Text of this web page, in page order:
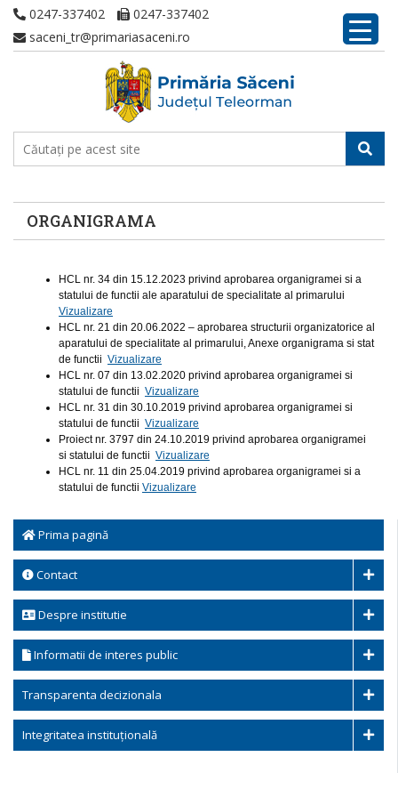
0247-337402
0247-337402
saceni_tr@primariasaceni.ro
ORGANIGRAMA
Prima pagină
Contact
Despre institutie
Informatii de interes public
Transparenta decizionala
Integritatea instituțională
HCL nr. 34 din 15.12.2023 privind aprobarea organigramei si a
statului de functii ale aparatului de specialitate al primarului
Vizualizare
HCL nr. 21 din 20.06.2022 – aprobarea structurii organizatorice al
aparatului de specialitate al primarului, Anexe organigrama si stat
de functii Vizualizare
HCL nr. 07 din 13.02.2020 privind aprobarea organigramei si
statului de functii Vizualizare
HCL nr. 31 din 30.10.2019 privind aprobarea organigramei si
statului de functii Vizualizare
Proiect nr. 3797 din 24.10.2019 privind aprobarea organigramei
si statului de functii Vizualizare
HCL nr. 11 din 25.04.2019 privind aprobarea organigramei si a
statului de functii Vizualizare